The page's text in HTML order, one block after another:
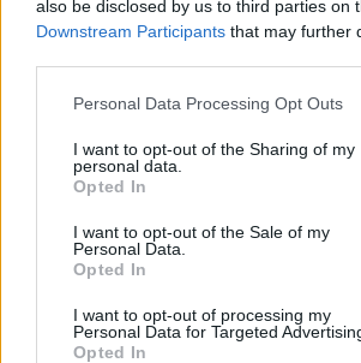
also be disclosed by us to third parties on
Downstream Participants that may further
Personal Data Processing Opt Outs
I want to opt-out of the Sharing of my
personal data.
Opted In
I want to opt-out of the Sale of my
Personal Data.
Opted In
I want to opt-out of processing my
Personal Data for Targeted
Opted In